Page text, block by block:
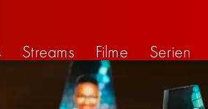
Streams Filme Serien